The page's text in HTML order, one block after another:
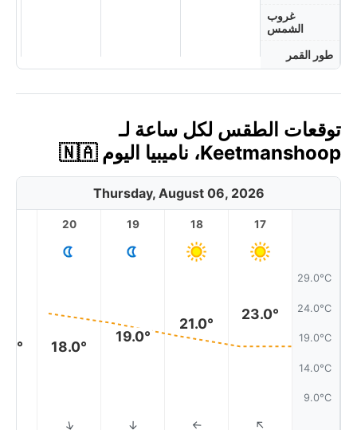
غروب
الشمس
طور القمر
توقعات الطقس لكل ساعة لـ
Keetmanshoop، ناميبيا اليوم 🇳🇦
Thursday, August 06, 2026
29.0°C
24.0°C
19.0°C
14.0°C
9.0°C
17
23.0°
↑
18
21.0°
↑
19
19.0°
↑
20
18.0°
↑